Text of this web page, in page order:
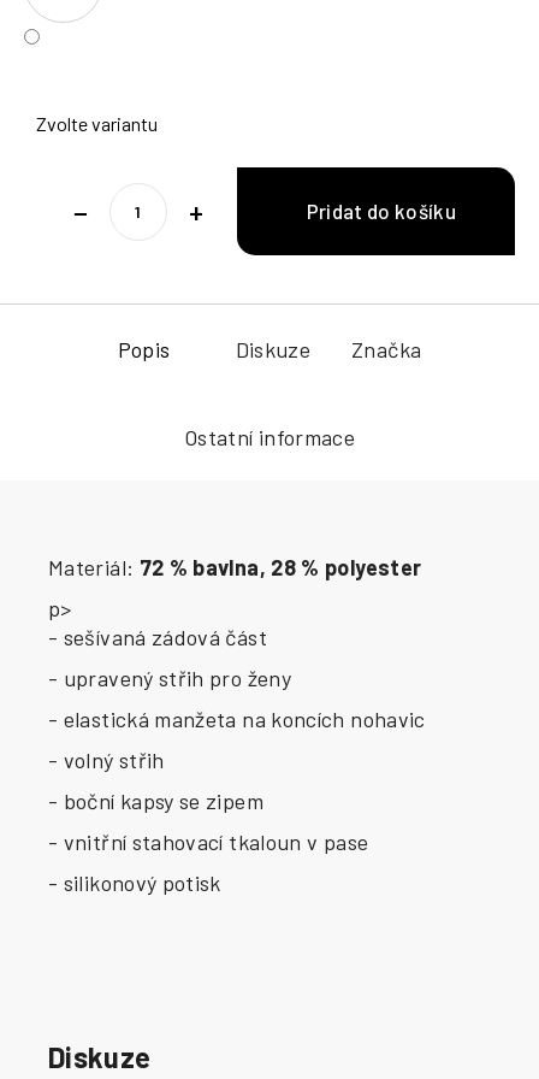
Zvolte variantu
+
−
Popis Diskuze Značka
Ostatní informace
Materiál: 72 % bavlna, 28 % polyester
p>
- sešívaná zádová část
- upravený střih pro ženy
- elastická manžeta na koncích nohavic
- volný střih
- boční kapsy se zipem
- vnitřní stahovací tkaloun v pase
- silikonový potisk
Diskuze